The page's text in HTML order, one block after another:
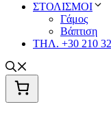
ΣΤΟΛΙΣΜΟΙ
Γάμος
Βάπτιση
ΤΗΛ. +30 210